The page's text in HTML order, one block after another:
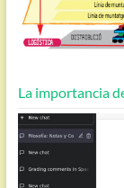
La importancia